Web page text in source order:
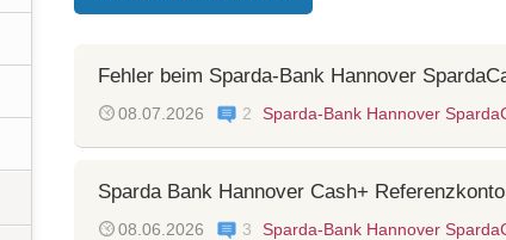
Fehler beim Sparda-Bank Hannover
08.07.2026 2 Sparda-Bank Hannover
Sparda Bank Hannover Cash+
08.06.2026 3 Sparda-Bank Hannover